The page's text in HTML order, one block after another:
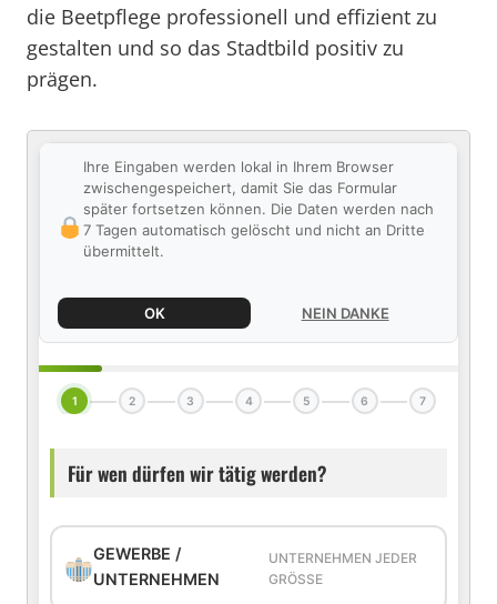
die Beetpflege professionell und effizient zu
gestalten und so das Stadtbild positiv zu
prägen.
Ihre Eingaben werden lokal in Ihrem Browser
zwischengespeichert, damit Sie das Formular
später fortsetzen können. Die Daten werden nach
7 Tagen automatisch gelöscht und nicht an Dritte
übermittelt.
OK NEIN DANKE
1 2 3 4 5 6 7
Für wen dürfen wir tätig werden?
GEWERBE /
UNTERNEHMEN
UNTERNEHMEN JEDER
GRÖSSE